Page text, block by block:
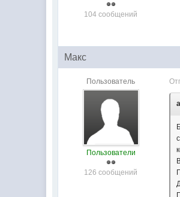
104 сообщений
Макс
Пользователь
Пользователи
126 сообщений